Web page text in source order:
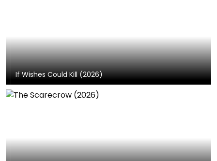
If Wishes Could Kill (2026)